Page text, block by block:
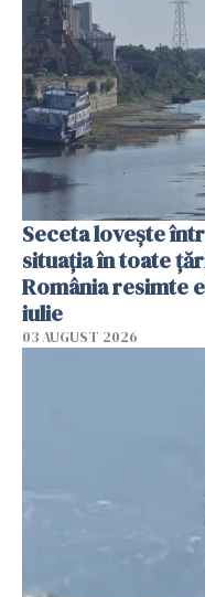
Seceta lovește
situația în toate
România resimte
iulie
03 AUGUST 2026